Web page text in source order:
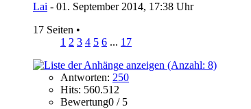
Lai - 01. September 2014, 17:38 Uhr
17 Seiten •
1 2 3 4 5 6 ... 17
Antworten: 250
Hits: 560.512
Bewertung0 / 5